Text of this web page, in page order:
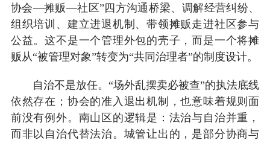
协会—摊贩—社区”四方沟通桥梁、调解经营纠纷、
组织培训、建立进退机制、带领摊贩走进社区参与
公益。这不是一个管理外包的壳子，而是一个将摊
贩从“被管理对象”转变为“共同治理者”的制度设计。
自治不是放任。“场外乱摆卖必被查”的执法底线
依然存在；协会的准入退出机制，也意味着规则面
前没有例外。南山区的逻辑是：法治与自治并重，
而非以自治代替法治。城管让出的，是部分协商与